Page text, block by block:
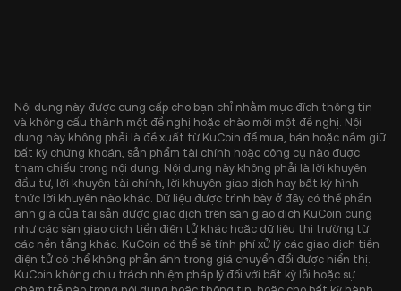
Nội dung này được cung cấp cho bạn chỉ nhằm mục đích thông tin
và không cấu thành một đề nghị hoặc chào mời một đề nghị. Nội
dung này không phải là đề xuất từ KuCoin để mua, bán hoặc nắm giữ
bất kỳ chứng khoán, sản phẩm tài chính hoặc công cụ nào được
tham chiếu trong nội dung. Nội dung này không phải là lời khuyên
đầu tư, lời khuyên tài chính, lời khuyên giao dịch hay bất kỳ hình
thức lời khuyên nào khác. Dữ liệu được trình bày ở đây có thể phản
ánh giá của tài sản được giao dịch trên sàn giao dịch KuCoin cũng
như các sàn giao dịch tiền điện tử khác hoặc dữ liệu thị trường từ
các nền tảng khác. KuCoin có thể sẽ tính phí xử lý các giao dịch tiền
điện tử có thể không phản ánh trong giá chuyển đổi được hiển thị.
KuCoin không chịu trách nhiệm pháp lý đối với bất kỳ lỗi hoặc sự